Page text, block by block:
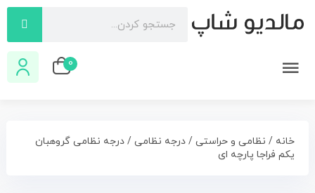
0
خانه / نظامی و حراستی/ درجه نظامی/ درجه نظامی گروهبان
یکم فراجا پارچه ای